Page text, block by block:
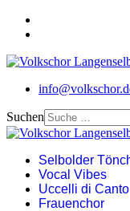
Suchen
Selbolder
Vocal Vibes
Uccelli di Canto
Frauenchor